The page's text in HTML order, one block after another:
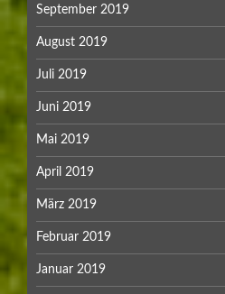
September 2019
August 2019
Juli 2019
Juni 2019
Mai 2019
April 2019
März 2019
Februar 2019
Januar 2019